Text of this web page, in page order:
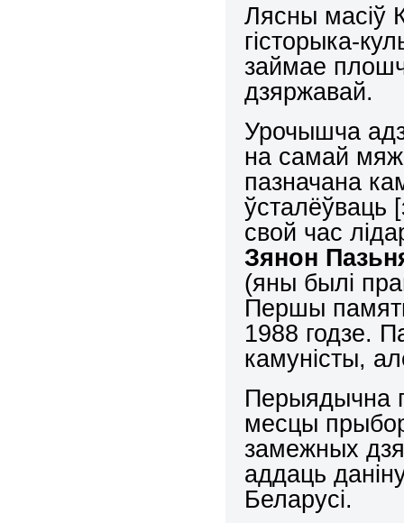
Лясны масіў
гісторыка-
займае
дзяржавай.
Урочышча
на самай
пазначана
ўсталёўваць
свой час
Зянон
(яны былі
Першы
1988 годзе.
камуністы,
Перыядычна
месцы
замежных
аддаць
Беларусі.